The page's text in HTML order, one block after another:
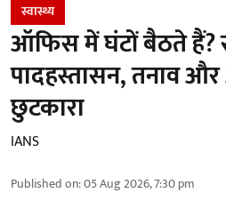
स्वास्थ्य
ऑफिस में घंटों बैठते हैं?
पादहस्तासन, तनाव
छुटकारा
IANS
Published on:05 Aug 2026, 7:30 pm